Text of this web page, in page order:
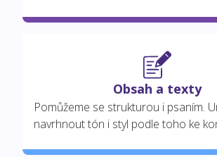
Obsah a texty
Pomůžeme se strukturou i psaním.
navrhnout tón i styl podle toho ke